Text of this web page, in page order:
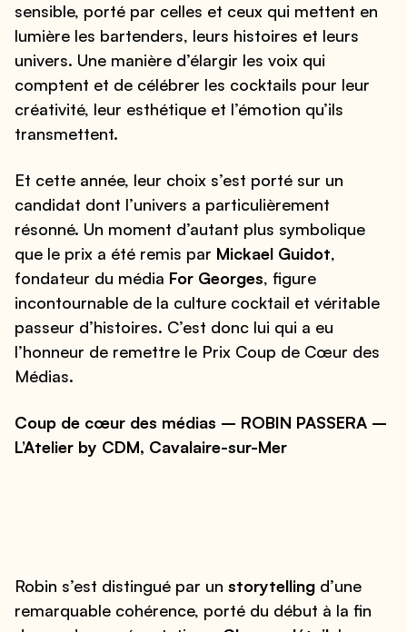
sensible, porté par celles et ceux qui mettent en
lumière les bartenders, leurs histoires et leurs
univers. Une manière d’élargir les voix qui
comptent et de célébrer les cocktails pour leur
créativité, leur esthétique et l’émotion qu’ils
transmettent.
Et cette année, leur choix s’est porté sur un
candidat dont l’univers a particulièrement
résonné. Un moment d’autant plus symbolique
que le prix a été remis par Mickael Guidot,
fondateur du média For Georges, figure
incontournable de la culture cocktail et véritable
passeur d’histoires. C’est donc lui qui a eu
l’honneur de remettre le Prix Coup de Cœur des
Médias.
Coup de cœur des médias – ROBIN PASSERA –
L’Atelier by CDM, Cavalaire-sur-Mer
Robin s’est distingué par un storytelling d’une
remarquable cohérence, porté du début à la fin